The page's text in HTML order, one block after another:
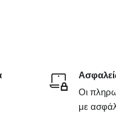
Οι
με